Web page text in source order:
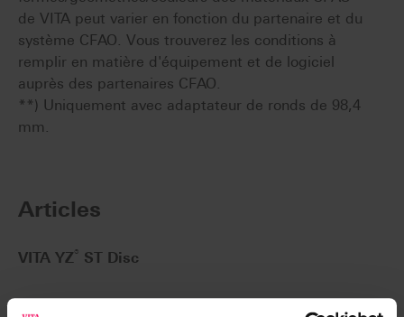
de VITA peut varier en fonction du partenaire et du
système CFAO. Vous trouverez les conditions à
remplir en matière d'équipement et de logiciel
auprès des partenaires CFAO.
**) Uniquement avec adaptateur de ronds de 98,4
mm.
Articles
VITA YZ® ST Disc